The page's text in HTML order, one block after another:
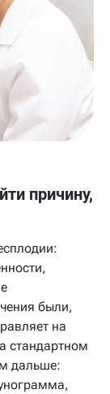
причину,
были,
на
стандартном
дальше: